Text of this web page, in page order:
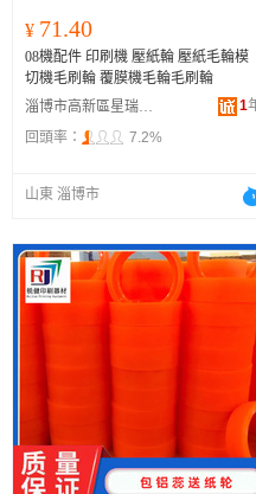
¥ 71.40
08機配件 印刷機 壓紙輪 壓紙毛輪模
切機毛刷輪 覆膜機毛輪毛刷輪
淄博市高新區星瑞琛百貨商行
1
回頭率：
7.2%
山東 淄博市